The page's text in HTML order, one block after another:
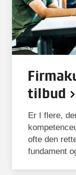
tilbud
Er I flere,
ofte den
fundament